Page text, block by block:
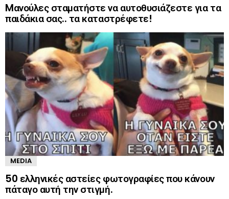
Mανούλες σταματήστε να αυτοθυσιάζεστε για τα
παιδάκια σας.. τα καταστρέφετε!
MEDIA
50 ελληνικές αστείες φωτογραφίες που κάνουν
πάταγο αυτή την στιγμή.